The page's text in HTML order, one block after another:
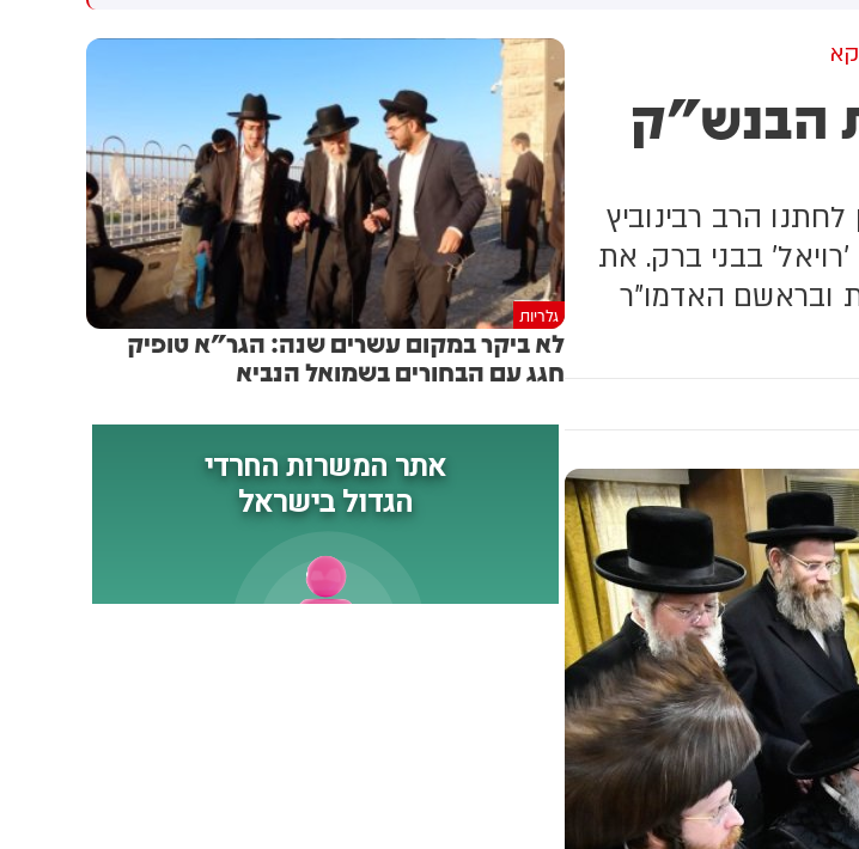
סמוך ליסוד המעלה, לאחר דיווח
שהתהפך מסירה ונותק עמו
הקשר. צילום: דוברות כבאות
והצלה לישראל
אלפי שקלים השניים מסרו
הערבית, פרטים מדויקים
אודותיהם, ושכנעו אותם כי מגיע
להם לקבל כספים מחשבונות
ביטוח, תוך הבטחה כי יוכלו
למשוך את הכסף בתמורה
לעמלה, ובכך כביכול להימנע
מתשלום מס. בהמשך, הנחו
החשודים את הקורבנות להעביר
להם קוד למשיכת מזומן ללא
כרטיס. באמצעות הקוד הגיעו
החשודים לסניפי הבנקים, משכו
את הכספים ונמלטו מהמקום. כך
את הבנש"ק
הרב רבינוביץ
בבני ברק. את
ובראשם האדמו"ר
גלריות
לא ביקר במקום עשרים שנה: הגר"א טופיק
חגג עם הבחורים בשמואל הנביא